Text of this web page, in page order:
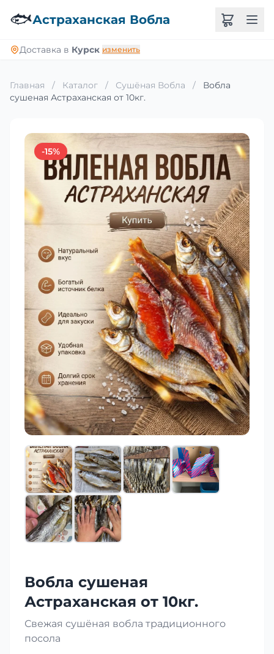
🐟Астраханская Вобла
Доставка в Курск изменить
Главная / Каталог / Сушёная Вобла /
Вобла
сушеная Астраханская от 10кг.
-15%
Вобла сушеная
Астраханская от 10кг.
Свежая сушёная вобла традиционного
посола